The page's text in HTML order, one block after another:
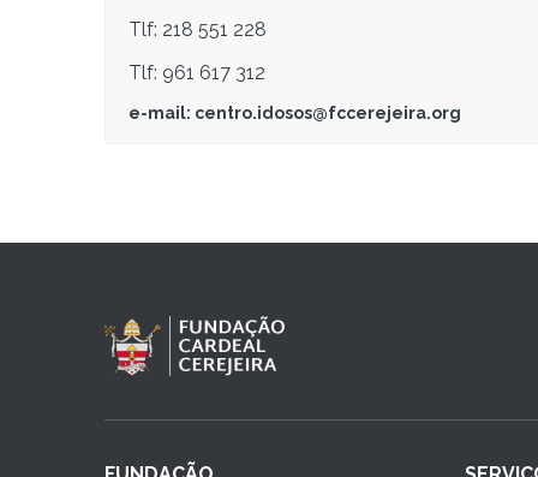
Tlf: 218 551 228
Tlf: 961 617 312
e-mail: centro.idosos@fccerejeira.org